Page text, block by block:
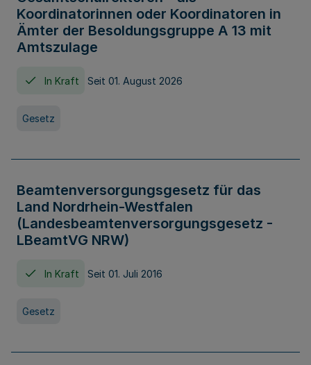
Koordinatorinnen oder Koordinatoren in
Ämter der Besoldungsgruppe A 13 mit
Amtszulage
In Kraft Seit 01. August 2026
Gesetz
Beamtenversorgungsgesetz für das
Land Nordrhein-Westfalen
(Landesbeamtenversorgungsgesetz -
LBeamtVG NRW)
In Kraft Seit 01. Juli 2016
Gesetz